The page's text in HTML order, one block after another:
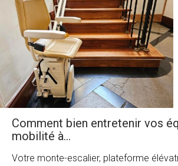
Comment bien entretenir vos
mobilité à...
Votre monte-escalier, plateforme